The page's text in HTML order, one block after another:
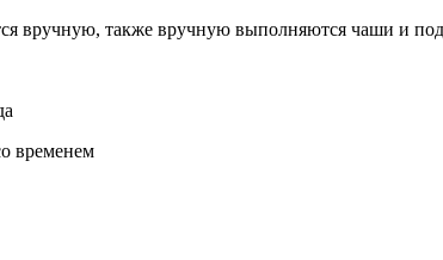
вручную, также вручную выполняются чаши и
временем